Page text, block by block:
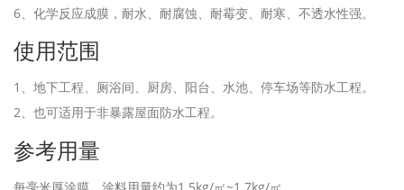
6、化学反应成膜，耐水、耐腐蚀、耐霉变、耐寒、不透水性强。
使用范围
1、地下工程、厕浴间、厨房、阳台、水池、停车场等防水工程。
2、也可适用于非暴露屋面防水工程。
参考用量